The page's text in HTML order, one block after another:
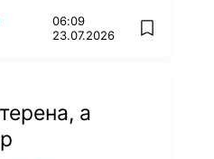
06:09
23.07.2026
add
а